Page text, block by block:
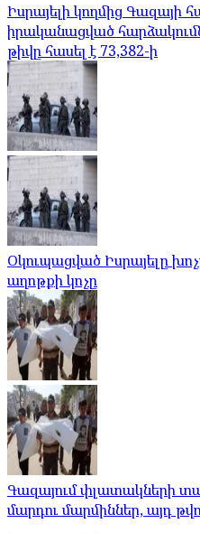
Իսրայելի կողմից Գազայի
իրականացված
թիվը հասել է 73,382-ի
Օկուպացված Իսրայելը
աղոթքի կոչը
Գազայում փլատակների
մարդու մարմիններ, այդ